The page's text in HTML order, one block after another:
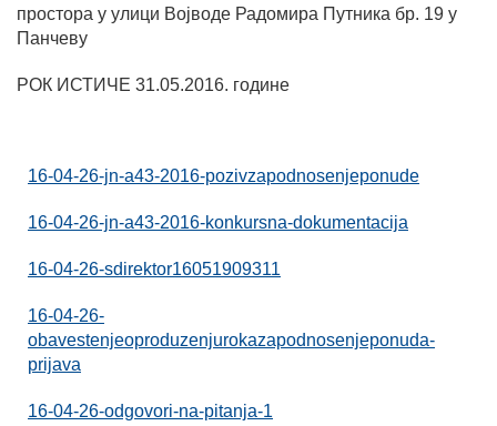
простора у улици Војводе Радомира Путника бр. 19 у
Панчеву
РОК ИСТИЧЕ 31.05.2016. године
16-04-26-jn-a43-2016-pozivzapodnosenjeponude
16-04-26-jn-a43-2016-konkursna-dokumentacija
16-04-26-sdirektor16051909311
16-04-26-
obavestenjeoproduzenjurokazapodnosenjeponuda-
prijava
16-04-26-odgovori-na-pitanja-1